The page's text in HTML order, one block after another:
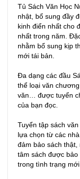
Tủ Sách Văn Học
nhật, bổ sung đầy
kinh điển nhất cho
nhất trong năm.
nhằm bổ sung kịp
mới tái bản.
Đa dạng các đầu
thể loại văn
văn… được tuyển
của bạn đọc.
Tuyển tập sách
lựa chọn từ các
đảm bảo sách
tâm sách được bảo
trong tình trạng mới